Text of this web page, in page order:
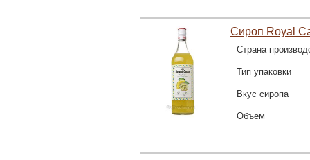
Сироп Royal
Страна
Тип упаковки
Вкус сиропа
Объем